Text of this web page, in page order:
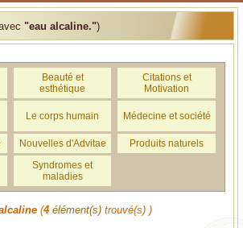
"eau alcaline.")
Beauté et
esthétique
Citations et
Motivation
Le corps humain Médecine et société
Nouvelles d'Advitae Produits naturels
Syndromes et
maladies
(4 élément(s) trouvé(s) )